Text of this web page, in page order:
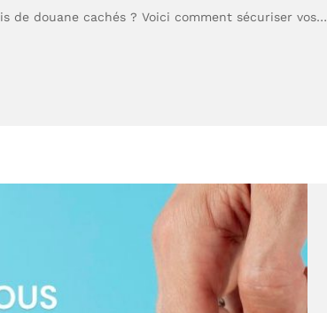
de douane cachés ? Voici comment sécuriser vos…